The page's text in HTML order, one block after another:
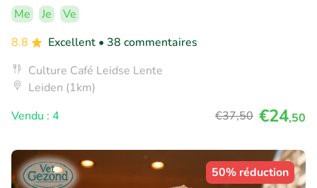
Me Je
Ve
8.8
Excellent • 38 commentaires
Culture Café Leidse Lente
Leiden (1km)
Vendu : 4
€37,50 €24,50
50% réduction